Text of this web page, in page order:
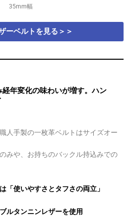
35mm幅
ーベルトを見る＞＞
年変化の味わいが増す。ハン
人手製の一枚革ベルトはサイズオー
みや、お持ちのバックル持込みでの
「使いやすさとタフさの両立」
ルタンニンレザーを使用